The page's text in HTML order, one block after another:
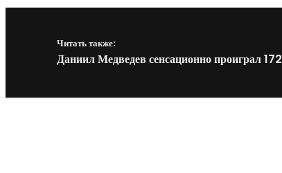
Читать также:
Даниил Медведев сенсационно проиграл